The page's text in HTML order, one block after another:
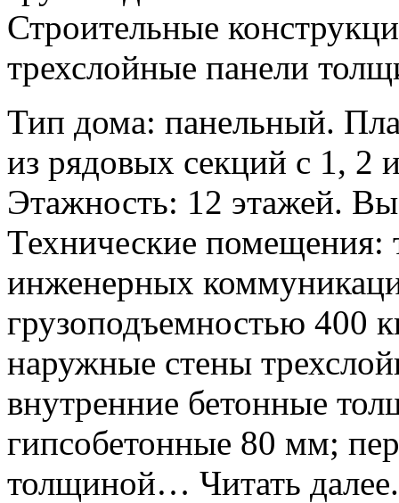
Строительные
трехслойные панели
Тип дома: панельный.
из рядовых секций с 1, 2
Этажность: 12 этажей.
Технические помещения:
инженерных
грузоподъемностью 400
наружные стены
внутренние бетонные
гипсобетонные 80 мм;
толщиной… Читать далее.